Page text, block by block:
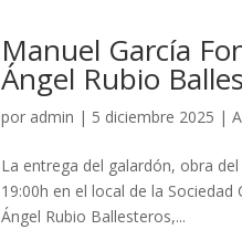
Manuel García
Ángel Rubio
por admin | 5 diciembre 2025 |
La entrega del galardón, obra
19:00h en el local de la Sociedad
Ángel Rubio Ballesteros,...